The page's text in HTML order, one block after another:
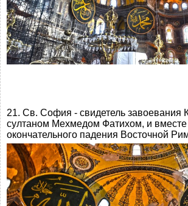
21. Св. София - свидетель завоевания
султаном Мехмедом Фатихом, и вместе
окончательного падения Восточной